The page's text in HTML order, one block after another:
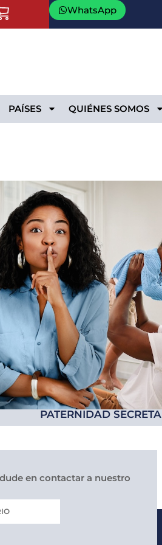
WhatsApp
PAÍSES QUIÉNES SOMOS
PATERNIDAD SECRETA
en contactar a nuestro